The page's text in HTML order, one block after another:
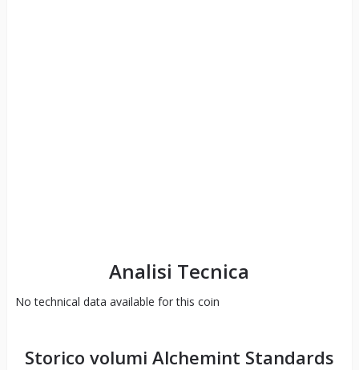
Analisi Tecnica
No technical data available for this coin
Storico volumi Alchemint Standards